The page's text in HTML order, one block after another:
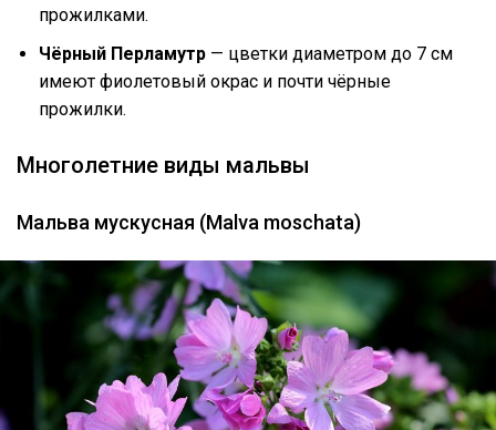
прожилками.
Чёрный Перламутр — цветки диаметром до 7 см
имеют фиолетовый окрас и почти чёрные
прожилки.
Многолетние виды мальвы
Мальва мускусная (Malva moschata)